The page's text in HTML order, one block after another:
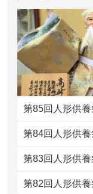
2026/07/10家か
2026/07/08誰も
ました。 ...
2026/07/069年
がとう。
2026/07/05しっ
ただけると...
2026/06/30 長
していただ...
ですが？
2024/01/13お雛
ですが、お雛様
2024/01/13供養
どうなってるの
2024/01/13会社
第85回人形供養
第84回人形供
第83回人形供
第82回人形供